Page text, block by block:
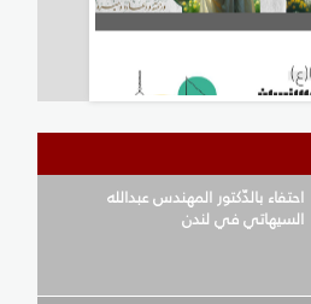
احتفاء بالدّكتور المهندس عبدالله
السيهاتي في لندن